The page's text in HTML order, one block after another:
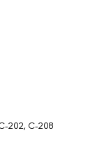
202, C-208